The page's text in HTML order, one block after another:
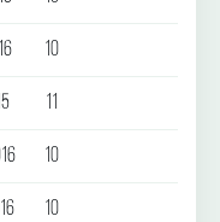
10
11
10
10